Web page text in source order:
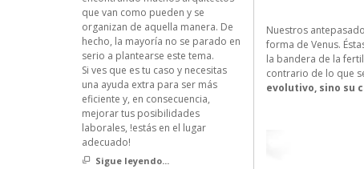
Nuestros
forma de Venus.
la bandera de la
contrario de lo que
evolutivo, sino su
que van como pueden y se
organizan de aquella manera. De
hecho, la mayoría no se parado en
serio a plantearse este tema.
Si ves que es tu caso y necesitas
una ayuda extra para ser más
eficiente y, en consecuencia,
mejorar tus posibilidades
laborales, !estás en el lugar
adecuado!
Sigue leyendo...